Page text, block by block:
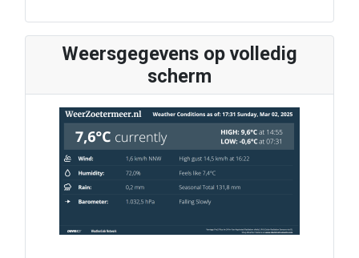
Weersgegevens op volledig
scherm